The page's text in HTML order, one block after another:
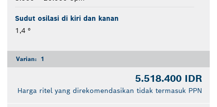
Sudut osilasi di kiri dan kanan
1,4 °
Varian: 1
5.518.400 IDR
Harga ritel yang direkomendasikan tidak termasuk PPN